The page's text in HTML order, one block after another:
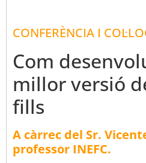
CONFERÈNCIA I
Com
millor versió
fills
A càrrec del Sr.
professor INEFC.